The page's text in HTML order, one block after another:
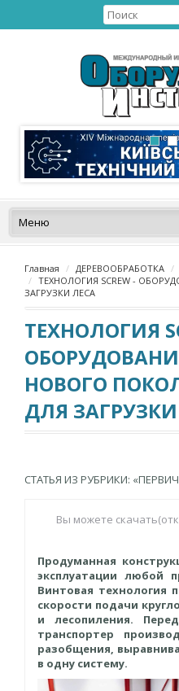
Главная ДЕРЕВООБРАБОТКА
ТЕХНОЛОГИЯ SCREW -
ЗАГРУЗКИ ЛЕСА
ТЕХНОЛОГИЯ
НОВОГО
ДЛЯ
СТАТЬЯ ИЗ РУБРИКИ:
Вы можете
Продуманная
эксплуатации любой
Винтовая технология
скорости подачи
и лесопиления.
транспортер
разобщения,
в одну систему.